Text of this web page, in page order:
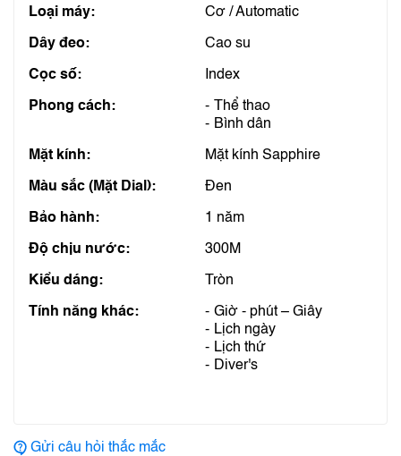
Loại máy: Cơ / Automatic
Dây đeo: Cao su
Cọc số: Index
Phong cách:
Thể thao
Bình dân
Mặt kính: Mặt kính Sapphire
Màu sắc (Mặt Dial): Đen
Bảo hành: 1 năm
Độ chịu nước: 300M
Kiểu dáng: Tròn
Tính năng khác:
Giờ - phút – Giây
Lịch ngày
Lịch thứ
Diver's
Gửi câu hỏi thắc mắc